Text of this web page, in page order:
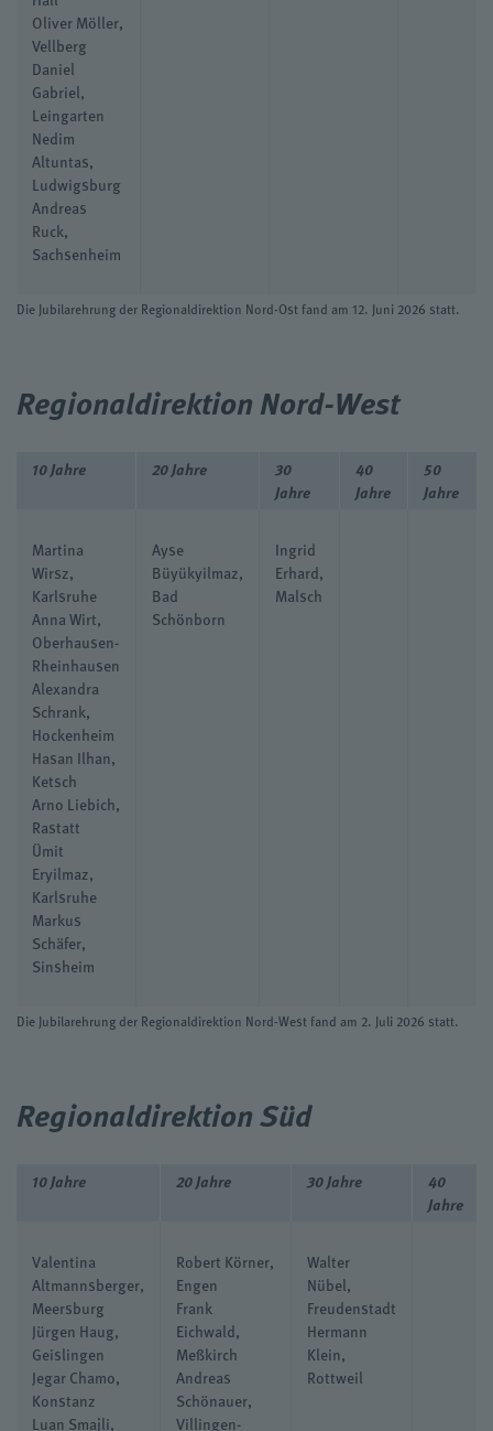
Oliver Möller,
Vellberg
Daniel
Gabriel,
Leingarten
Nedim
Altuntas,
Ludwigsburg
Andreas
Ruck,
Sachsenheim
Die Jubilarehrung der Regionaldirektion Nord-Ost fand am 12. Juni 2026 statt.
Regionaldirektion Nord-West
10 Jahre 20 Jahre
30
Jahre
40
Jahre
50
Jahre
Martina
Wirsz,
Karlsruhe
Anna Wirt,
Oberhausen-
Rheinhausen
Alexandra
Schrank,
Hockenheim
Hasan Ilhan,
Ketsch
Arno Liebich,
Rastatt
Ümit
Eryilmaz,
Karlsruhe
Markus
Schäfer,
Sinsheim
Ayse
Büyükyilmaz,
Bad
Schönborn
Ingrid
Erhard,
Malsch
Die Jubilarehrung der Regionaldirektion Nord-West fand am 2. Juli 2026 statt.
Regionaldirektion Süd
10 Jahre 20 Jahre 30 Jahre
40
Jahre
Valentina
Altmannsberger,
Meersburg
Jürgen Haug,
Geislingen
Jegar Chamo,
Konstanz
Luan Smajli,
Robert Körner,
Engen
Frank
Eichwald,
Meßkirch
Andreas
Schönauer,
Villingen-
Walter
Nübel,
Freudenstadt
Hermann
Klein,
Rottweil